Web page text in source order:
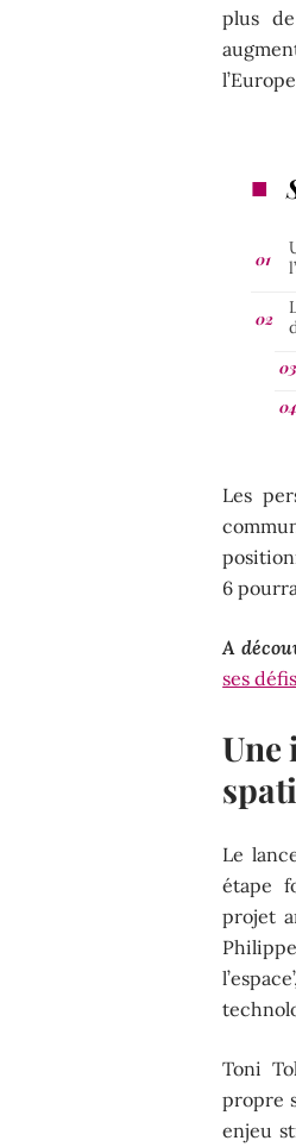
plus
Les
6
A
ses
Une
Le
étape
projet
Toni
propre
enjeu